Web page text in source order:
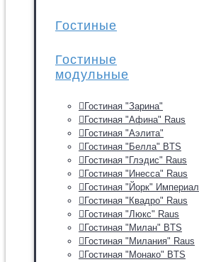
Гостиные
Гостиные
модульные
Гостиная "Зарина"
Гостиная "Афина" Raus
Гостиная "Аэлита"
Гостиная "Белла" BTS
Гостиная "Глэдис" Raus
Гостиная "Инесса" Raus
Гостиная "Йорк" Империал
Гостиная "Квадро" Raus
Гостиная "Люкс" Raus
Гостиная "Милан" BTS
Гостиная "Милания" Raus
Гостиная "Монако" BTS